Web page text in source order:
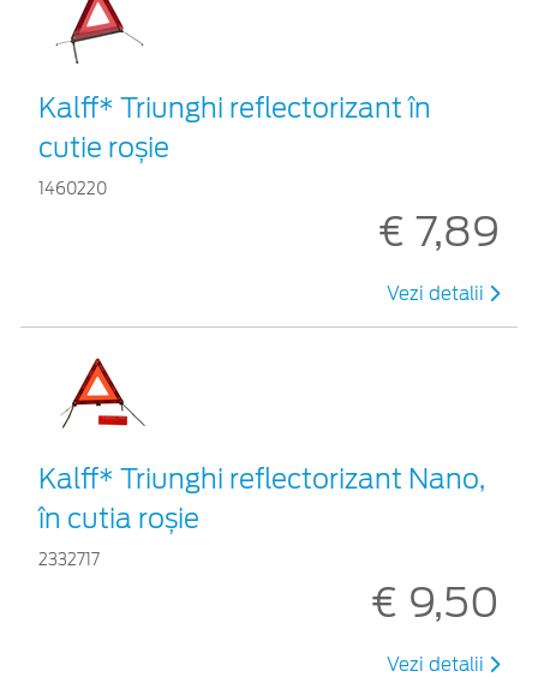
Kalff* Triunghi reflectorizant în
cutie roșie
1460220
€ 7,89
Vezi detalii
Kalff* Triunghi reflectorizant Nano,
în cutia roșie
2332717
€ 9,50
Vezi detalii